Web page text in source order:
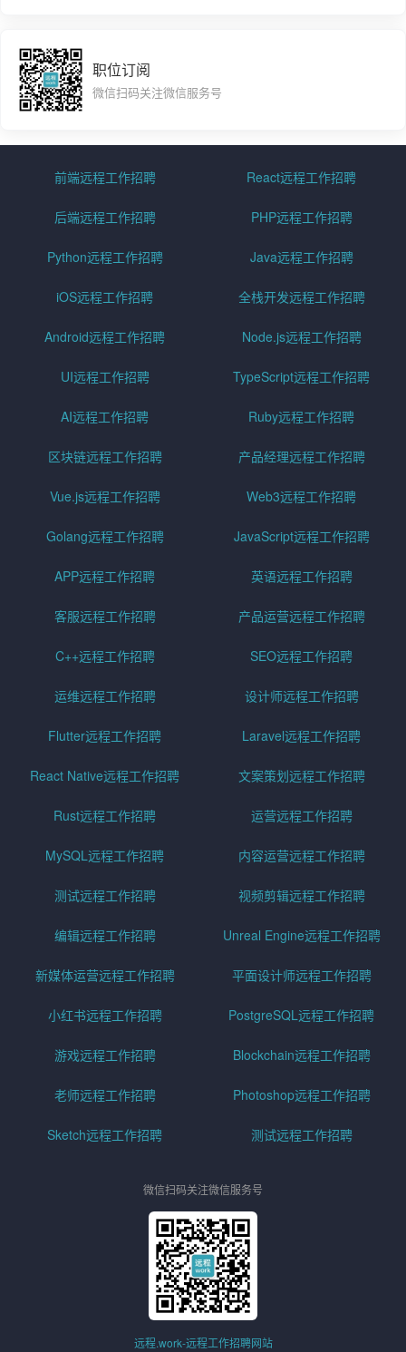
职位订阅
微信扫码关注微信服务号
前端远程工作招聘 React远程工作招聘
后端远程工作招聘 PHP远程工作招聘
Python远程工作招聘 Java远程工作招聘
iOS远程工作招聘 全栈开发远程工作招聘
Android远程工作招聘 Node.js远程工作招聘
UI远程工作招聘 TypeScript远程工作招聘
AI远程工作招聘 Ruby远程工作招聘
区块链远程工作招聘 产品经理远程工作招聘
Vue.js远程工作招聘 Web3远程工作招聘
Golang远程工作招聘 JavaScript远程工作招聘
APP远程工作招聘 英语远程工作招聘
客服远程工作招聘 产品运营远程工作招聘
C++远程工作招聘 SEO远程工作招聘
运维远程工作招聘 设计师远程工作招聘
Flutter远程工作招聘 Laravel远程工作招聘
React Native远程工作招聘 文案策划远程工作招聘
Rust远程工作招聘 运营远程工作招聘
MySQL远程工作招聘 内容运营远程工作招聘
测试远程工作招聘 视频剪辑远程工作招聘
编辑远程工作招聘 Unreal Engine远程工作招聘
新媒体运营远程工作招聘 平面设计师远程工作招聘
小红书远程工作招聘 PostgreSQL远程工作招聘
游戏远程工作招聘 Blockchain远程工作招聘
老师远程工作招聘 Photoshop远程工作招聘
Sketch远程工作招聘 测试远程工作招聘
微信扫码关注微信服务号
远程.work-远程工作招聘网站